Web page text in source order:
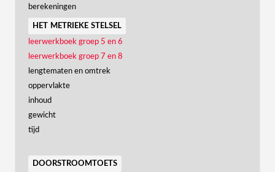
berekeningen
het metrieke stelsel
leerwerkboek groep 5 en 6
leerwerkboek groep 7 en 8
lengtematen en omtrek
oppervlakte
inhoud
gewicht
tijd
doorstroomtoets